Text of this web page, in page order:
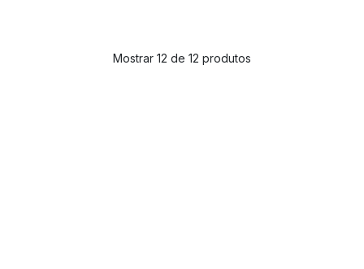
Mostrar 12 de 12 produtos